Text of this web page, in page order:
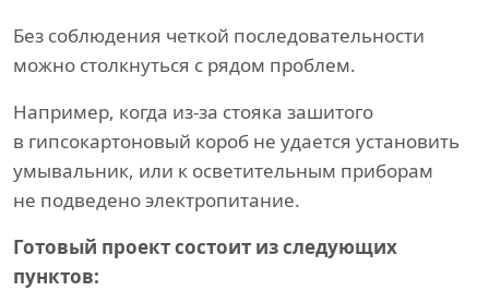
Без соблюдения четкой последовательности
можно столкнуться с рядом проблем.
Например, когда из-за стояка зашитого
в гипсокартоновый короб не удается установить
умывальник, или к осветительным приборам
не подведено электропитание.
Готовый проект состоит из следующих
пунктов: